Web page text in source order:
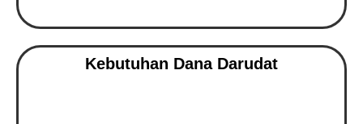
Kebutuhan Dana Darudat